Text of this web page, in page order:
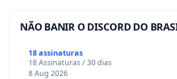
povo e essencial à sadia qualidade
defendê-lo e preservá-lo para as
gerações.
NÃO BANIR O DISCORD DO
18 assinaturas
18 Assinaturas / 30 dias
8 Aug 2026